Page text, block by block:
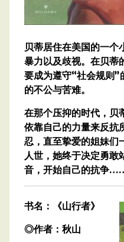
贝蒂居住在美国的一个
暴力以及歧视。在贝蒂
要成为遵守“社会规则”
的不公与苦难。
在那个压抑的时代，贝
依靠自己的力量来反抗
忍，直至挚爱的姐妹们
人世，她终于决定勇敢
音，开始自己的抗争
书名：《山行者》
◎作者：秋山